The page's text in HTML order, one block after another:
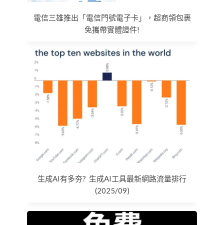
電信三雄推出「電信門號電子卡」，超商領包裹
免攜帶實體證件!
生成AI有多夯? 生成AI工具最新網路流量排行
(2025/09)